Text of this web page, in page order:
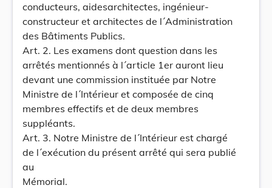
conducteurs, aidesarchitectes, ingénieur-
constructeur et architectes de l´Administration
des Bâtiments Publics.
Art. 2. Les examens dont question dans les
arrêtés mentionnés à l´article 1er auront lieu
devant une commission instituée par Notre
Ministre de l´Intérieur et composée de cinq
membres effectifs et de deux membres
suppléants.
Art. 3. Notre Ministre de l´Intérieur est chargé
de l´exécution du présent arrêté qui sera publié
au
Mémorial.